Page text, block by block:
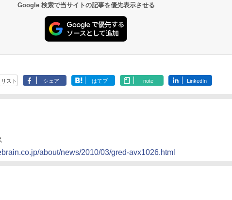
Google 検索で当サイトの記事を優先表示させる
リスト シェア はてブ note LinkedIn
about/news/2010/03/gred-avx1026.html